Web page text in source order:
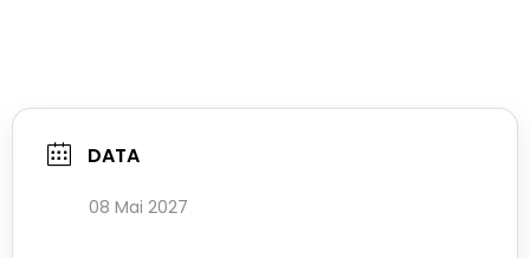
DATA
08 Mai 2027